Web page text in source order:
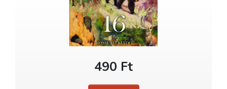
490 Ft